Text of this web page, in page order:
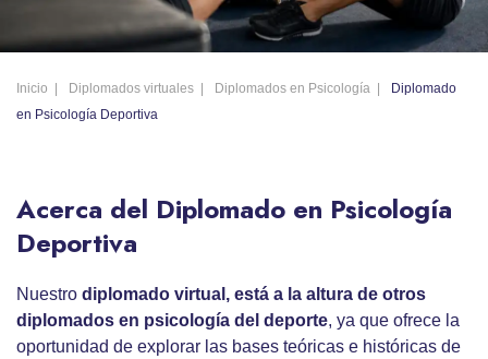
Inicio Diplomados virtuales Diplomados en Psicología
Diplomado
en Psicología Deportiva
Acerca del Diplomado en Psicología
Deportiva
Nuestro diplomado virtual, está a la altura de otros
diplomados en psicología del deporte, ya que ofrece la
oportunidad de explorar las bases teóricas e históricas de